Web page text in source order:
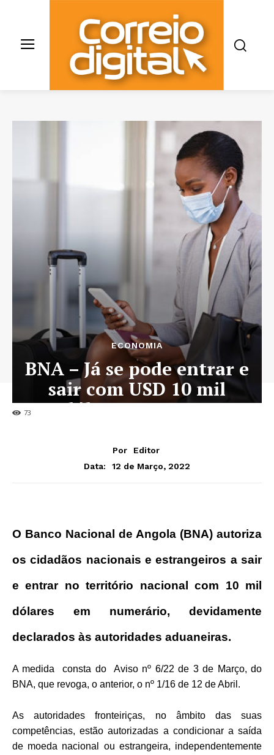
73
ECONOMIA
BNA – Já se pode entrar e
sair com USD 10 mil
dólares em mãos
Por
Editor
Data:
12 de Março, 2022
O Banco Nacional de Angola (BNA) autoriza
os cidadãos nacionais e estrangeiros a sair
e entrar no território nacional com 10 mil
dólares em numerário, devidamente
declarados às autoridades aduaneiras.
A medida consta do Aviso nº 6/22 de 3 de Março, do
BNA, que revoga, o anterior, o nº 1/16 de 12 de Abril.
As autoridades fronteiriças, no âmbito das suas
competências, estão autorizadas a condicionar a saída
de moeda nacional ou estrangeira, independentemente